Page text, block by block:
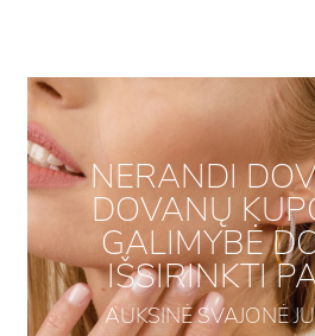
NERANDI
DOVANŲ
GALIMYBĖ
IŠSIRINKTI
AUKSINĖ SVAJONĖ